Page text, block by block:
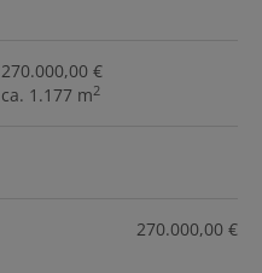
270.000,00 €
ca. 1.177 m2
270.000,00 €